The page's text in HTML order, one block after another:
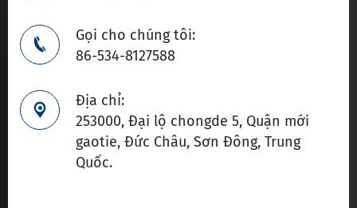

Gọi cho chúng tôi:
86-534-8127588

Địa chỉ:
253000, Đại lộ chongde 5, Quận mới
gaotie, Đức Châu, Sơn Đông, Trung
Quốc.